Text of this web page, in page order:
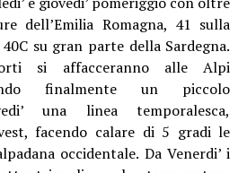
dell’Emilia Romagna, 41 sulla
su gran parte della Sardegna.
si affacceranno alle Alpi
finalmente un piccolo
una linea temporalesca,
facendo calare di 5 gradi le
occidentale. Da Venerdi’ i